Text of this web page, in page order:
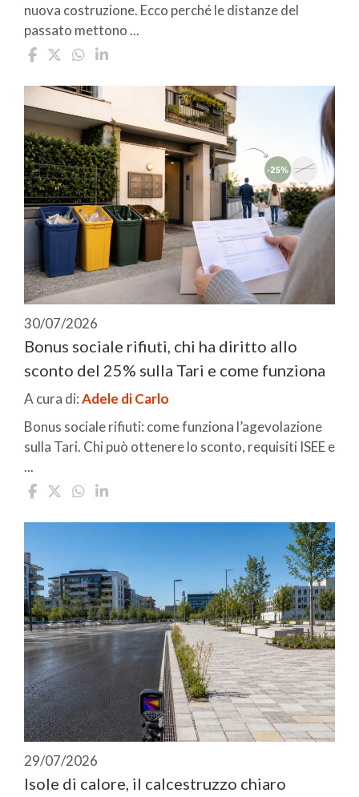
nuova costruzione. Ecco perché le distanze del
passato mettono ...
30/07/2026
Bonus sociale rifiuti, chi ha diritto allo
sconto del 25% sulla Tari e come funziona
A cura di:Adele di Carlo
Bonus sociale rifiuti: come funziona l’agevolazione
sulla Tari. Chi può ottenere lo sconto, requisiti ISEE e
...
29/07/2026
Isole di calore, il calcestruzzo chiaro